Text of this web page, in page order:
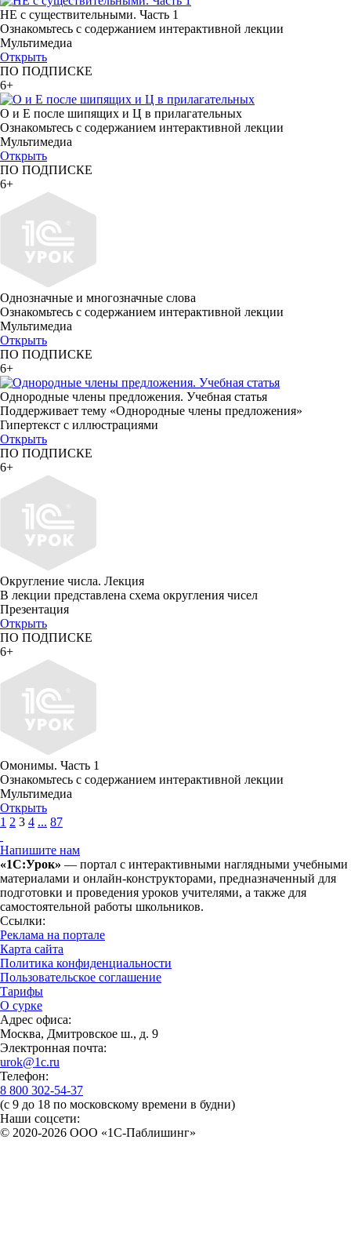
НЕ с существительными. Часть 1
Ознакомьтесь с содержанием интерактивной лекции
Мультимедиа
Открыть
ПО ПОДПИСКЕ
6+
О и Е после шипящих и Ц в прилагательных
Ознакомьтесь с содержанием интерактивной лекции
Мультимедиа
Открыть
ПО ПОДПИСКЕ
6+
Однозначные и многозначные слова
Ознакомьтесь с содержанием интерактивной лекции
Мультимедиа
Открыть
ПО ПОДПИСКЕ
6+
Однородные члены предложения. Учебная статья
Поддерживает тему «Однородные члены предложения»
Гипертекст с иллюстрациями
Открыть
ПО ПОДПИСКЕ
6+
Округление числа. Лекция
В лекции представлена схема округления чисел
Презентация
Открыть
ПО ПОДПИСКЕ
6+
Омонимы. Часть 1
Ознакомьтесь с содержанием интерактивной лекции
Мультимедиа
Открыть
1 2 3 4 ... 87
Напишите нам
«1С:Урок» — портал с интерактивными наглядными учебными
материалами и онлайн-конструкторами, предназначенный для
подготовки и проведения уроков учителями, а также для
самостоятельной работы школьников.
Ссылки:
Реклама на портале
Карта сайта
Политика конфиденциальности
Пользовательское соглашение
Тарифы
О сурке
Адрес офиса:
Москва, Дмитровское ш., д. 9
Электронная почта:
urok@1c.ru
Телефон:
8 800 302-54-37
(с 9 до 18 по московскому времени в будни)
Наши соцсети:
© 2020-2026 OOO «1С-Паблишинг»